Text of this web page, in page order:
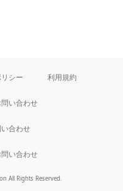
シー 利用規約
い合わせ
合わせ
い合わせ
All Rights Reserved.